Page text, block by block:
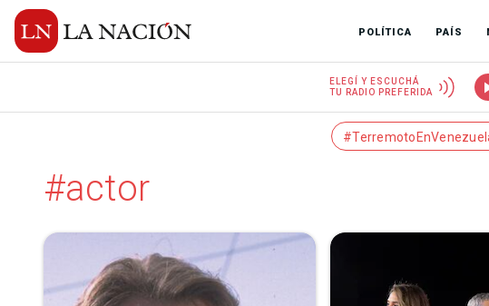
POLÍTICA PAÍS
ELEGÍ Y ESCUCHÁ
TU RADIO PREFERIDA
#actor